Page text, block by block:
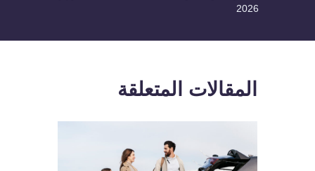
2026
المقالات المتعلقة